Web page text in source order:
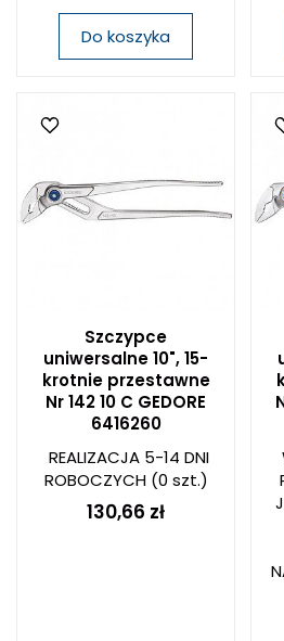
Do koszyka
Szczypce
uniwersalne 10", 15-
krotnie przestawne
Nr 142 10 C GEDORE
6416260
REALIZACJA 5-14 DNI
ROBOCZYCH(0 szt.)
130,66 zł